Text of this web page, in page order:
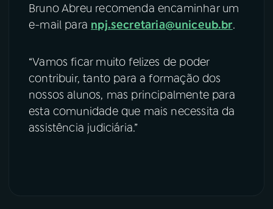
Bruno Abreu recomenda encaminhar um
e-mail para npj.secretaria@uniceub.br.
“Vamos ficar muito felizes de poder
contribuir, tanto para a formação dos
nossos alunos, mas principalmente para
esta comunidade que mais necessita da
assistência judiciária.”